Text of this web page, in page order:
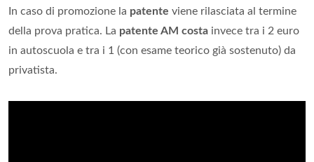
In caso di promozione la patente viene rilasciata al termine
della prova pratica. La patente AM costa invece tra i 2 euro
in autoscuola e tra i 1 (con esame teorico già sostenuto) da
privatista.